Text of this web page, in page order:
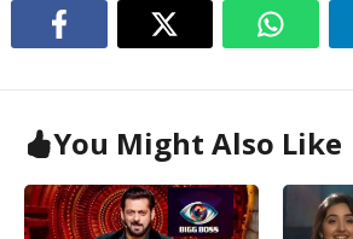
You Might Also Like